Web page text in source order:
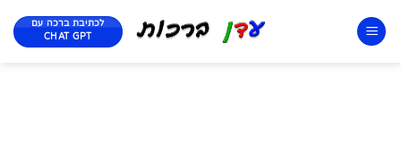
לכתיבת ברכה עם
CHAT GPT